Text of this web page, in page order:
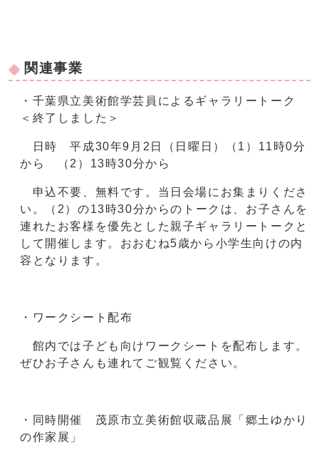
関連事業
・千葉県立美術館学芸員によるギャラリートーク
＜終了しました＞
日時 平成30年9月2日（日曜日）（1）11時0分
から （2）13時30分から
申込不要、無料です。当日会場にお集まりくださ
い。（2）の13時30分からのトークは、お子さんを
連れたお客様を優先とした親子ギャラリートークと
して開催します。おおむね5歳から小学生向けの内
容となります。
・ワークシート配布
館内では子ども向けワークシートを配布します。
ぜひお子さんも連れてご観覧ください。
・同時開催 茂原市立美術館収蔵品展「郷土ゆかり
の作家展」